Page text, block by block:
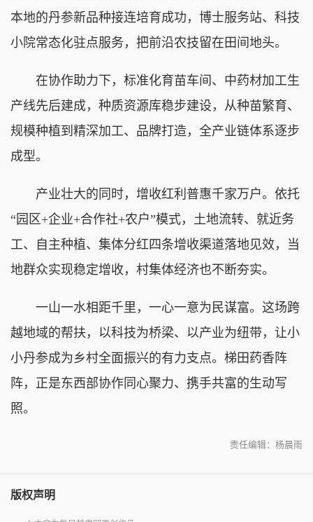
本地的丹参新品种接连培育成功，博士服务站、科技
小院常态化驻点服务，把前沿农技留在田间地头。
在协作助力下，标准化育苗车间、中药材加工生
产线先后建成，种质资源库稳步建设，从种苗繁育、
规模种植到精深加工、品牌打造，全产业链体系逐步
成型。
产业壮大的同时，增收红利普惠千家万户。依托
“园区+企业+合作社+农户”模式，土地流转、就近务
工、自主种植、集体分红四条增收渠道落地见效，当
地群众实现稳定增收，村集体经济也不断夯实。
一山一水相距千里，一心一意为民谋富。这场跨
越地域的帮扶，以科技为桥梁、以产业为纽带，让小
小丹参成为乡村全面振兴的有力支点。梯田药香阵
阵，正是东西部协作同心聚力、携手共富的生动写
照。
责任编辑：杨晨雨
版权声明